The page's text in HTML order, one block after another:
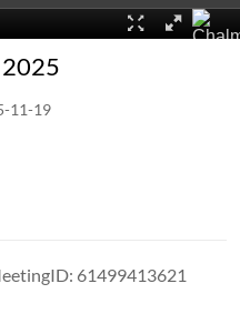
11-19
61499413621